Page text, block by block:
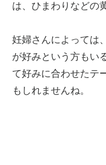
は、ひまわりなどの
妊婦さんによっては
が好みという方もい
て好みに合わせたテ
もしれませんね。